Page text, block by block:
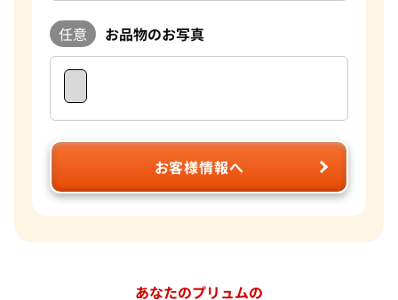
任意 お品物のお写真
お客様情報へ
あなたのプリュムの